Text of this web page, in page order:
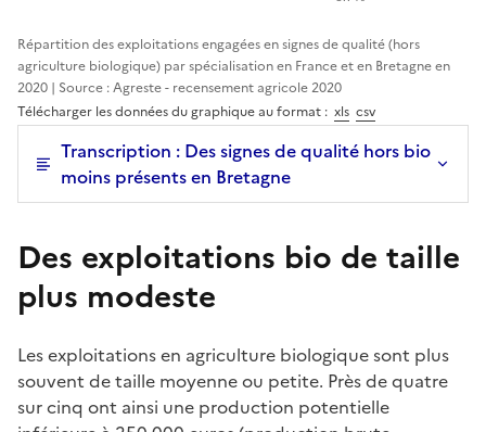
Répartition des exploitations engagées en signes de qualité (hors
agriculture biologique) par spécialisation en France et en Bretagne en
2020 | Source : Agreste - recensement agricole 2020
Télécharger les données du graphique au format : xls csv
Transcription : Des signes de qualité hors bio
moins présents en Bretagne
Des exploitations bio de taille
plus modeste
Les exploitations en agriculture biologique sont plus
souvent de taille moyenne ou petite. Près de quatre
sur cinq ont ainsi une production potentielle